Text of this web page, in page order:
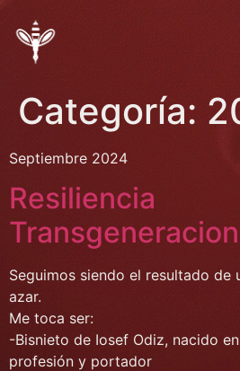
Categoría:
Septiembre 2024
Resiliencia
Seguimos siendo el resultado de
azar.
Me toca ser:
-Bisnieto de Iosef Odiz, nacido
profesión y portador